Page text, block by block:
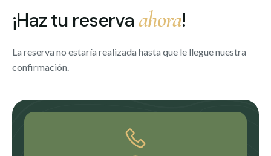
¡Haz tu reservaahora!
La reserva no estaría realizada hasta que le llegue nuestra
confirmación.